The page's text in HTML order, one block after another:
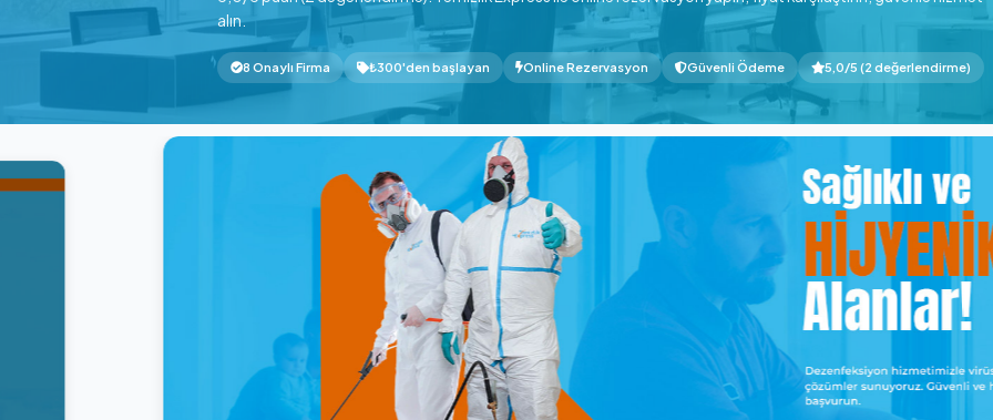
Kağıthane / İstanbul bölgesinde Ofis Temizliği hizmeti için 8 onaylı hizmet veren,
5,0/5 puan (2 değerlendirme). Temizlik Express ile online rezervasyon yapın, fiyat
alın.
8 Onaylı Firma ₺300'den başlayan Online Rezervasyon Güvenli Ödeme